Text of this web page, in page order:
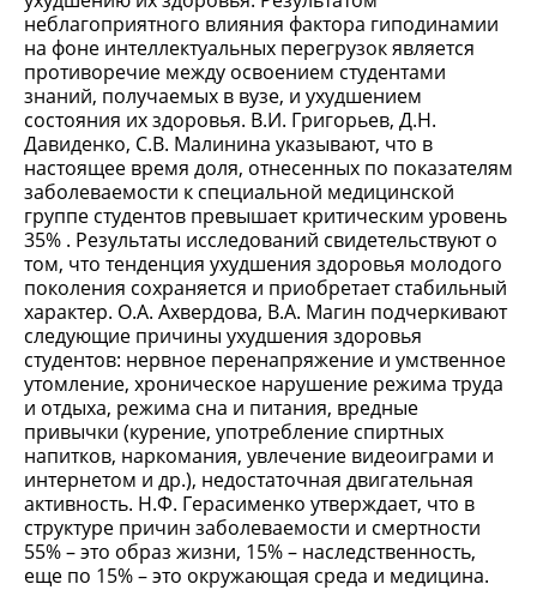
неблагоприятного влияния фактора гиподинамии
на фоне интеллектуальных перегрузок является
противоречие между освоением студентами
знаний, получаемых в вузе, и ухудшением
состояния их здоровья. В.И. Григорьев, Д.Н.
Давиденко, С.В. Малинина указывают, что в
настоящее время доля, отнесенных по показателям
заболеваемости к специальной медицинской
группе студентов превышает критическим уровень
35% . Результаты исследований свидетельствуют о
том, что тенденция ухудшения здоровья молодого
поколения сохраняется и приобретает стабильный
характер. О.А. Ахвердова, В.А. Магин подчеркивают
следующие причины ухудшения здоровья
студентов: нервное перенапряжение и умственное
утомление, хроническое нарушение режима труда
и отдыха, режима сна и питания, вредные
привычки (курение, употребление спиртных
напитков, наркомания, увлечение видеоиграми и
интернетом и др.), недостаточная двигательная
активность. Н.Ф. Герасименко утверждает, что в
структуре причин заболеваемости и смертности
55% – это образ жизни, 15% – наследственность,
еще по 15% – это окружающая среда и медицина.